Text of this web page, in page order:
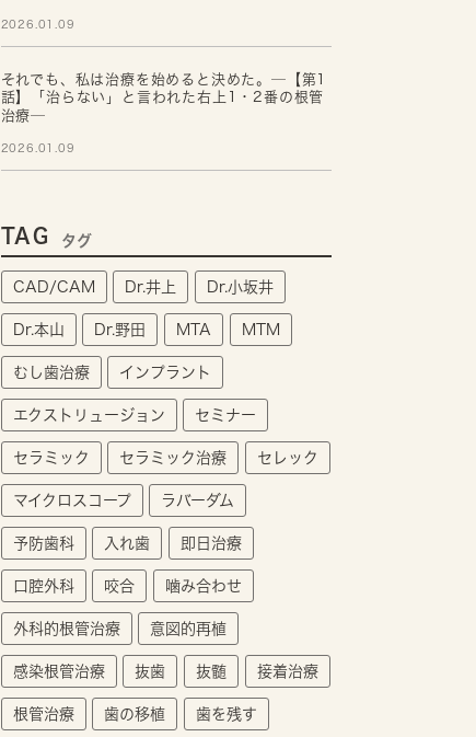
2026.01.09
それでも、私は治療を始めると決めた。─【第1
話】「治らない」と言われた右上1・2番の根管
治療─
2026.01.09
TAG タグ
CAD/CAM Dr.井上 Dr.小坂井
Dr.本山 Dr.野田 MTA MTM
むし歯治療 インプラント
エクストリュージョン セミナー
セラミック セラミック治療 セレック
マイクロスコープ ラバーダム
予防歯科 入れ歯 即日治療
口腔外科 咬合 噛み合わせ
外科的根管治療 意図的再植
感染根管治療 抜歯 抜髄 接着治療
根管治療 歯の移植 歯を残す